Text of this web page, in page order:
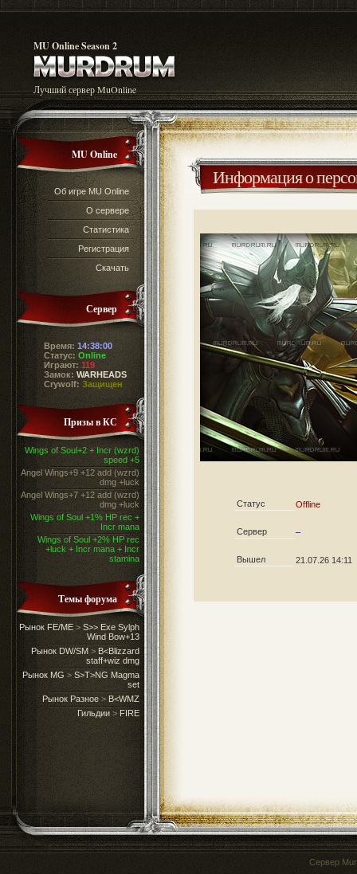
MU Online Season 2
Лучший сервер MuOnline
MU Online
Об игре MU Online
О сервере
Статистика
Регистрация
Скачать
Сервер
Время: 14:38:01
Статус: Online
Играют: 119
Замок: WARHEADS
Crywolf: Защищен
Призы в КС
Wings of Soul+2 + Incr (wzrd)
speed +5
Angel Wings+9 +12 add (wzrd)
dmg +luck
Angel Wings+7 +12 add (wzrd)
dmg +luck
Wings of Soul +1% HP rec +
Incr mana
Wings of Soul +2% HP rec
+luck + Incr mana + Incr
stamina
Темы форума
Рынок FE/ME > S>> Exe Sylph
Wind Bow+13
Рынок DW/SM > B<Blizzard
staff+wiz dmg
Рынок MG > S>T>NG Magma
set
Рынок Разное > B<WMZ
Гильдии > FIRE
Информация о
Статус Offline
Сервер –
Вышел 21.07.26 14:11
Сервер